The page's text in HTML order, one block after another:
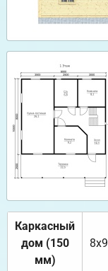
Каркасный
дом (150
мм)
8х9